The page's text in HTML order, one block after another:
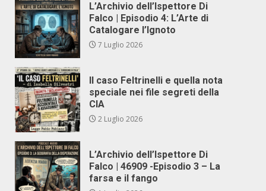
L’Archivio dell’Ispettore Di
Falco | Episodio 4: L’Arte di
Catalogare l’Ignoto
7 Luglio 2026
Il caso Feltrinelli e quella nota
speciale nei file segreti della
CIA
2 Luglio 2026
L’Archivio dell’Ispettore Di
Falco | 46909 -Episodio 3 – La
farsa e il fango